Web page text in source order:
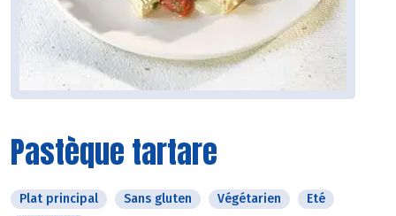
Pastèque tartare
Plat principal Sans gluten Végétarien
Eté